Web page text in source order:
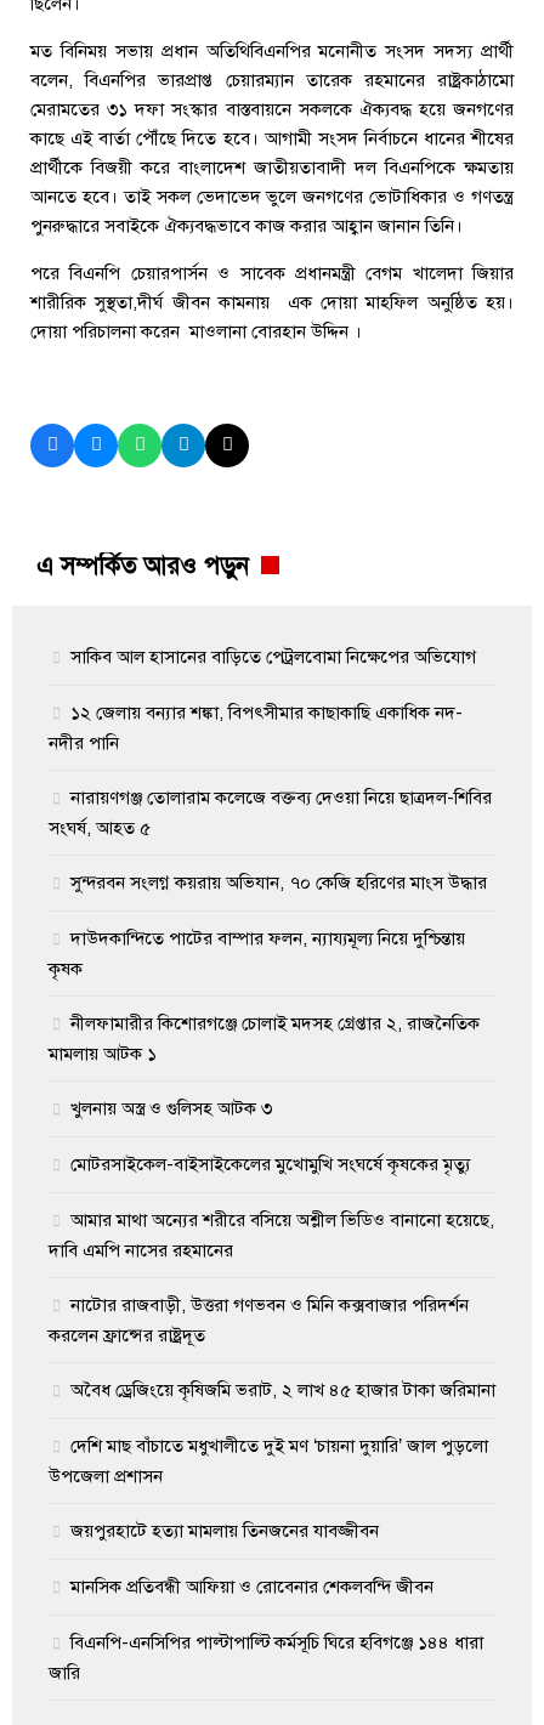
মত বিনিময় সভায় প্রধান অতিথিবিএনপির মনোনীত সংসদ সদস্য প্রার্থী
বলেন, বিএনপির ভারপ্রাপ্ত চেয়ারম্যান তারেক রহমানের রাষ্ট্রকাঠামো
মেরামতের ৩১ দফা সংস্কার বাস্তবায়নে সকলকে ঐক্যবদ্ধ হয়ে জনগণের
কাছে এই বার্তা পৌঁছে দিতে হবে। আগামী সংসদ নির্বাচনে ধানের শীষের
প্রার্থীকে বিজয়ী করে বাংলাদেশ জাতীয়তাবাদী দল বিএনপিকে ক্ষমতায়
আনতে হবে। তাই সকল ভেদাভেদ ভুলে জনগণের ভোটাধিকার ও গণতন্ত্র
পুনরুদ্ধারে সবাইকে ঐক্যবদ্ধভাবে কাজ করার আহ্বান জানান তিনি।
পরে বিএনপি চেয়ারপার্সন ও সাবেক প্রধানমন্ত্রী বেগম খালেদা জিয়ার
শারীরিক সুস্থতা,দীর্ঘ জীবন কামনায় এক দোয়া মাহফিল অনুষ্ঠিত হয়।
দোয়া পরিচালনা করেন মাওলানা বোরহান উদ্দিন ।
এ সম্পর্কিত আরও পড়ুন
সাকিব আল হাসানের বাড়িতে পেট্রলবোমা নিক্ষেপের অভিযোগ
১২ জেলায় বন্যার শঙ্কা, বিপৎসীমার কাছাকাছি একাধিক নদ-
নদীর পানি
নারায়ণগঞ্জ তোলারাম কলেজে বক্তব্য দেওয়া নিয়ে ছাত্রদল-শিবির
সংঘর্ষ, আহত ৫
সুন্দরবন সংলগ্ন কয়রায় অভিযান, ৭০ কেজি হরিণের মাংস উদ্ধার
দাউদকান্দিতে পাটের বাম্পার ফলন, ন্যায্যমূল্য নিয়ে দুশ্চিন্তায়
কৃষক
নীলফামারীর কিশোরগঞ্জে চোলাই মদসহ গ্রেপ্তার ২, রাজনৈতিক
মামলায় আটক ১
খুলনায় অস্ত্র ও গুলিসহ আটক ৩
মোটরসাইকেল-বাইসাইকেলের মুখোমুখি সংঘর্ষে কৃষকের মৃত্যু
আমার মাথা অন্যের শরীরে বসিয়ে অশ্লীল ভিডিও বানানো হয়েছে,
দাবি এমপি নাসের রহমানের
নাটোর রাজবাড়ী, উত্তরা গণভবন ও মিনি কক্সবাজার পরিদর্শন
করলেন ফ্রান্সের রাষ্ট্রদূত
অবৈধ ড্রেজিংয়ে কৃষিজমি ভরাট, ২ লাখ ৪৫ হাজার টাকা জরিমানা
দেশি মাছ বাঁচাতে মধুখালীতে দুই মণ ‘চায়না দুয়ারি’ জাল পুড়লো
উপজেলা প্রশাসন
জয়পুরহাটে হত্যা মামলায় তিনজনের যাবজ্জীবন
মানসিক প্রতিবন্ধী আফিয়া ও রোবেনার শেকলবন্দি জীবন
বিএনপি-এনসিপির পাল্টাপাল্টি কর্মসূচি ঘিরে হবিগঞ্জে ১৪৪ ধারা
জারি